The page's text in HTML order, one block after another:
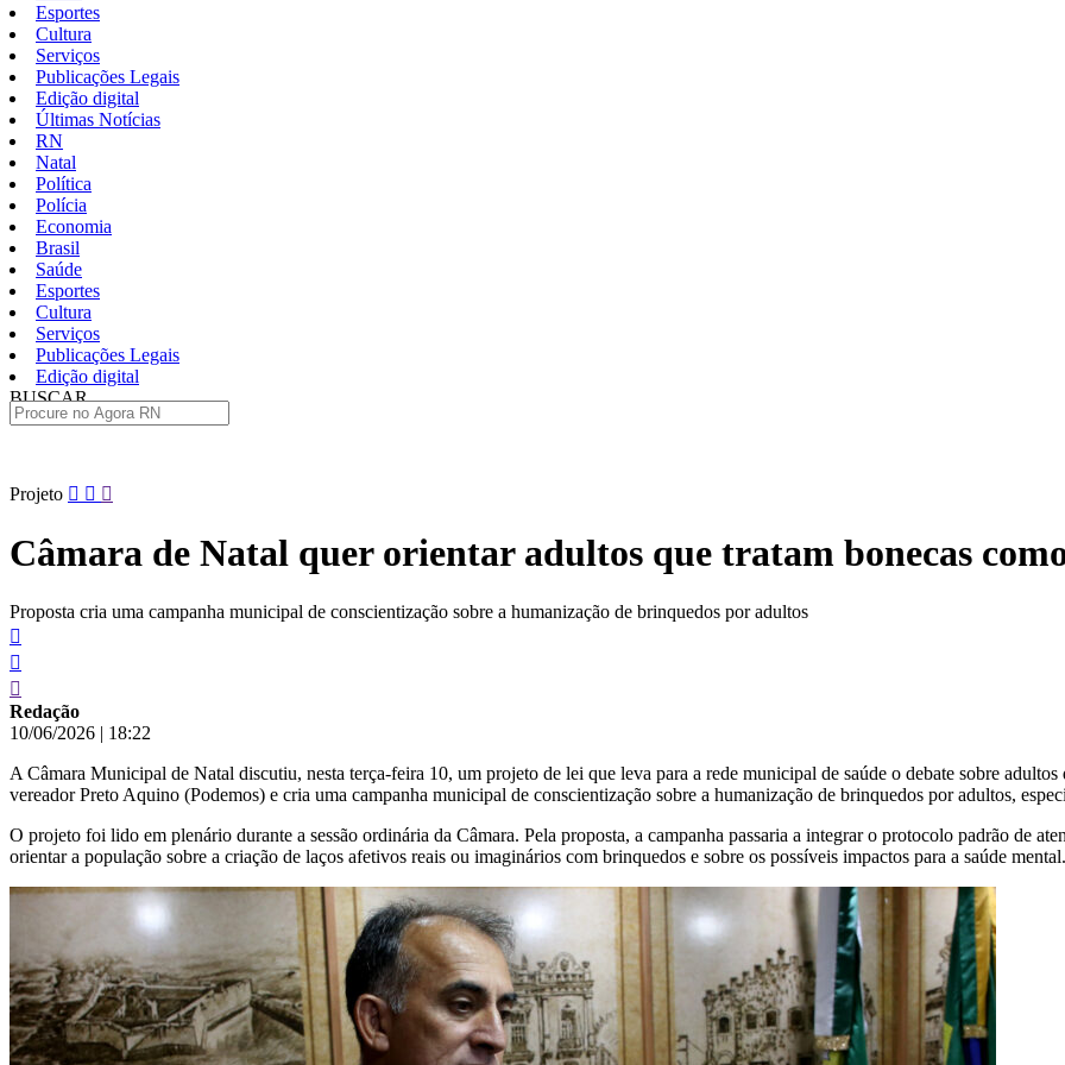
Esportes
Cultura
Serviços
Publicações Legais
Edição digital
Últimas Notícias
RN
Natal
Política
Polícia
Economia
Brasil
Saúde
Esportes
Cultura
Serviços
Publicações Legais
Edição digital
BUSCAR
Pular
para
conteúdo
Projeto
Câmara de Natal quer orientar adultos que tratam bonecas
Proposta cria uma campanha municipal de conscientização sobre a humanização de brinquedos por adultos
Redação
10/06/2026 | 18:22
A Câmara Municipal de Natal discutiu, nesta terça-feira 10, um projeto de lei que leva para a rede municipal de saúde o debate sobre adultos
vereador Preto Aquino (Podemos) e cria uma campanha municipal de conscientização sobre a humanização de brinquedos por adultos,
O projeto foi lido em plenário durante a sessão ordinária da Câmara. Pela proposta, a campanha passaria a integrar o protocolo padrão de
orientar a população sobre a criação de laços afetivos reais ou imaginários com brinquedos e sobre os possíveis impactos para a saúde mental.